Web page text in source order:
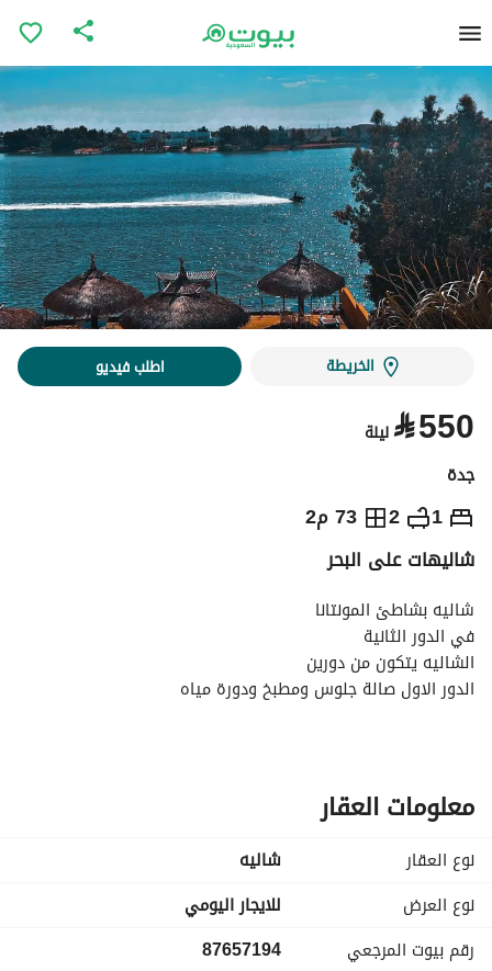
الخريطة اطلب فيديو
⃁550 ليلة
جدة
1
2 73 م2 ⃁
550يومياً
السياحة الاماكن القريبةشاليهات على البحر
شاليه بشاطئ المونتانا
في الدور الثانية
الشاليه يتكون من دورين
الدور الاول صالة جلوس ومطبخ ودورة مياه
يوجد جلسات في الشاطئ
و يوجد شاطئ رملي للسباحة في شاطئ الحمراء
معلومات العقار
نوع العقار
شاليه
نوع العرض
للايجار اليومي
رقم بيوت المرجعي
87657194